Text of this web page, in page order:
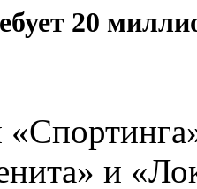
20
и